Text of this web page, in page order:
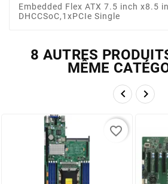
Embedded Flex ATX 7.5 inch x8.5
DHCCSoC,1xPCIe Single
8 AUTRES
MÊME
 
favorite_border